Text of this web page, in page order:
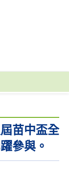
苗中盃全
參與。